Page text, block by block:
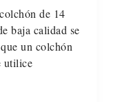
de 14
baja calidad se
un colchón
utilice